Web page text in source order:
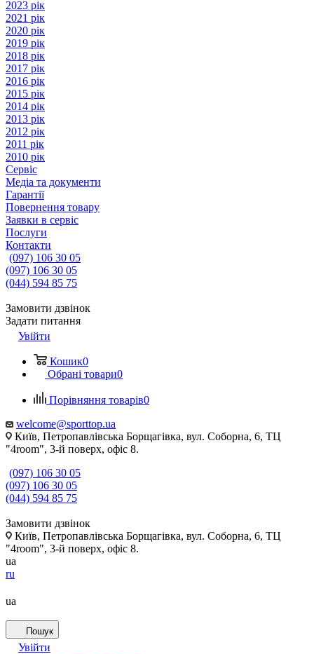
2023 рік
2021 рік
2020 рік
2019 рік
2018 рік
2017 рік
2016 рік
2015 рік
2014 рік
2013 рік
2012 рік
2011 рік
2010 рік
Сервіс
Медіа та документи
Гарантії
Повернення товару
Заявки в сервіс
Послуги
Контакти
(097) 106 30 05
(097) 106 30 05
(044) 594 85 75
Замовити дзвінок
Задати питання
Увійти
Кошик0
Обрані товари0
Порівняння товарів0
welcome@sporttop.ua
Київ, Петропавлівська Борщагівка, вул. Соборна, 6, ТЦ
"4room", 3-й поверх, офіс 8.
(097) 106 30 05
(097) 106 30 05
(044) 594 85 75
Замовити дзвінок
Київ, Петропавлівська Борщагівка, вул. Соборна, 6, ТЦ
"4room", 3-й поверх, офіс 8.
ua
ru
ua
Пошук
Увійти